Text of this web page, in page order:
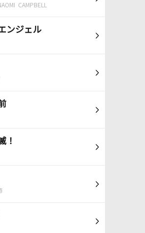
CAMPBELL
ンジェル
！